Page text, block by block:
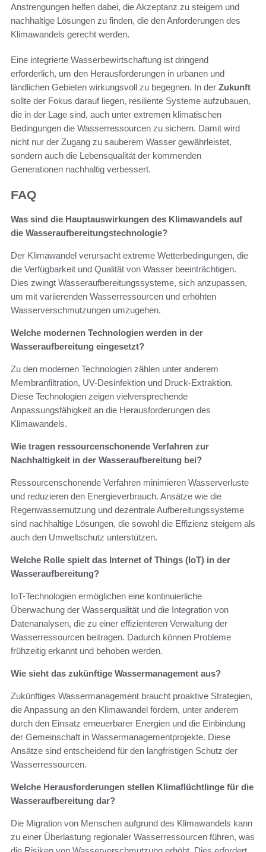
Anstrengungen helfen dabei, die Akzeptanz zu steigern und
nachhaltige Lösungen zu finden, die den Anforderungen des
Klimawandels gerecht werden.
Eine integrierte Wasserbewirtschaftung ist dringend
erforderlich, um den Herausforderungen in urbanen und
ländlichen Gebieten wirkungsvoll zu begegnen. In der Zukunft
sollte der Fokus darauf liegen, resiliente Systeme aufzubauen,
die in der Lage sind, auch unter extremen klimatischen
Bedingungen die Wasserressourcen zu sichern. Damit wird
nicht nur der Zugang zu sauberem Wasser gewährleistet,
sondern auch die Lebensqualität der kommenden
Generationen nachhaltig verbessert.
FAQ
Was sind die Hauptauswirkungen des Klimawandels auf
die Wasseraufbereitungstechnologie?
Der Klimawandel verursacht extreme Wetterbedingungen, die
die Verfügbarkeit und Qualität von Wasser beeinträchtigen.
Dies zwingt Wasseraufbereitungssysteme, sich anzupassen,
um mit variierenden Wasserressourcen und erhöhten
Wasserverschmutzungen umzugehen.
Welche modernen Technologien werden in der
Wasseraufbereitung eingesetzt?
Zu den modernen Technologien zählen unter anderem
Membranfiltration, UV-Desinfektion und Druck-Extraktion.
Diese Technologien zeigen vielversprechende
Anpassungsfähigkeit an die Herausforderungen des
Klimawandels.
Wie tragen ressourcenschonende Verfahren zur
Nachhaltigkeit in der Wasseraufbereitung bei?
Ressourcenschonende Verfahren minimieren Wasserverluste
und reduzieren den Energieverbrauch. Ansätze wie die
Regenwassernutzung und dezentrale Aufbereitungssysteme
sind nachhaltige Lösungen, die sowohl die Effizienz steigern als
auch den Umweltschutz unterstützen.
Welche Rolle spielt das Internet of Things (IoT) in der
Wasseraufbereitung?
IoT-Technologien ermöglichen eine kontinuierliche
Überwachung der Wasserqualität und die Integration von
Datenanalysen, die zu einer effizienteren Verwaltung der
Wasserressourcen beitragen. Dadurch können Probleme
frühzeitig erkannt und behoben werden.
Wie sieht das zukünftige Wassermanagement aus?
Zukünftiges Wassermanagement braucht proaktive Strategien,
die Anpassung an den Klimawandel fördern, unter anderem
durch den Einsatz erneuerbarer Energien und die Einbindung
der Gemeinschaft in Wassermanagementprojekte. Diese
Ansätze sind entscheidend für den langfristigen Schutz der
Wasserressourcen.
Welche Herausforderungen stellen Klimaflüchtlinge für die
Wasseraufbereitung dar?
Die Migration von Menschen aufgrund des Klimawandels kann
zu einer Überlastung regionaler Wasserressourcen führen, was